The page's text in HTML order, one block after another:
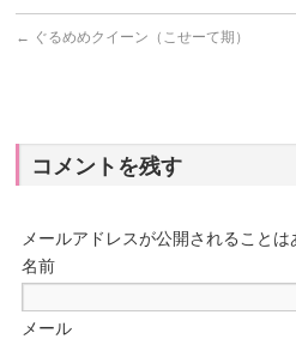
← ぐるめめクイーン（こせーて期）
コメントを残す
メールアドレスが公開されることは
名前
メール